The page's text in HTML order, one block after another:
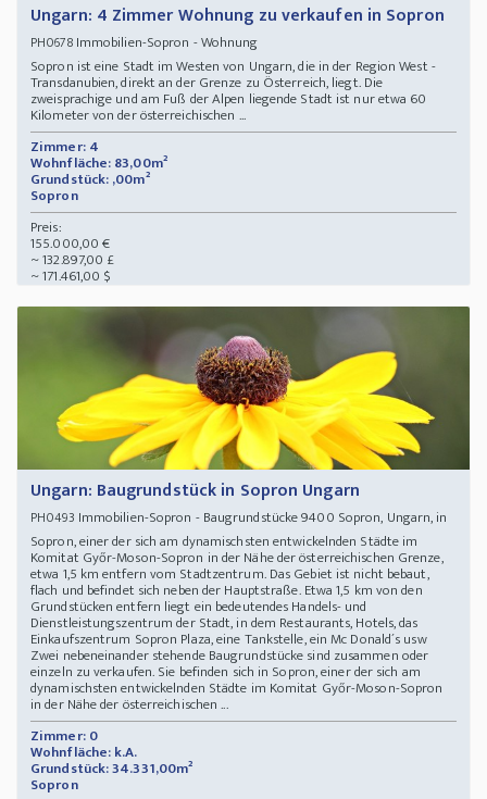
Ungarn: 4 Zimmer Wohnung zu verkaufen in Sopron
PH0678Immobilien-Sopron - Wohnung
Sopron ist eine Stadt im Westen von Ungarn, die in der Region West -
Transdanubien, direkt an der Grenze zu Österreich, liegt. Die
zweisprachige und am Fuß der Alpen liegende Stadt ist nur etwa 60
Kilometer von der österreichischen ...
Zimmer: 4
Wohnfläche: 83,00m²
Grundstück: ,00m²
Sopron
Preis:
155.000,00 €
~ 132.897,00 £
~ 171.461,00 $
Ungarn: Baugrundstück in Sopron Ungarn
PH0493 Immobilien-Sopron - Baugrundstücke 9400 Sopron, Ungarn, in
Sopron, einer der sich am dynamischsten entwickelnden Städte im
Komitat Győr-Moson-Sopron in der Nähe der österreichischen Grenze,
etwa 1,5 km entfern vom Stadtzentrum. Das Gebiet ist nicht bebaut,
flach und befindet sich neben der Hauptstraße. Etwa 1,5 km von den
Grundstücken entfern liegt ein bedeutendes Handels- und
Dienstleistungszentrum der Stadt, in dem Restaurants, Hotels, das
Einkaufszentrum Sopron Plaza, eine Tankstelle, ein Mc Donald´s usw
Zwei nebeneinander stehende Baugrundstücke sind zusammen oder
einzeln zu verkaufen. Sie befinden sich in Sopron, einer der sich am
dynamischsten entwickelnden Städte im Komitat Győr-Moson-Sopron
in der Nähe der österreichischen ...
Zimmer: 0
Wohnfläche: k.A.
Grundstück: 34.331,00m²
Sopron